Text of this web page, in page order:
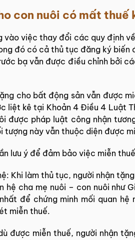
con nuôi có mất thuế
việc thay đổi các quy định
đó có cả thủ tục đăng ký biến
bạ vẫn được điều chỉnh bởi
cho bất động sản vẫn được
liệt kê tại Khoản 4 Điều 4 Luật
được pháp luật công nhận
này vẫn thuộc diện được
lưu ý để đảm bảo việc miễn
Khi làm thủ tục, người nhận
hệ cha mẹ nuôi – con nuôi như
để chứng minh mối quan
miễn thuế.
được miễn thuế, người nhận